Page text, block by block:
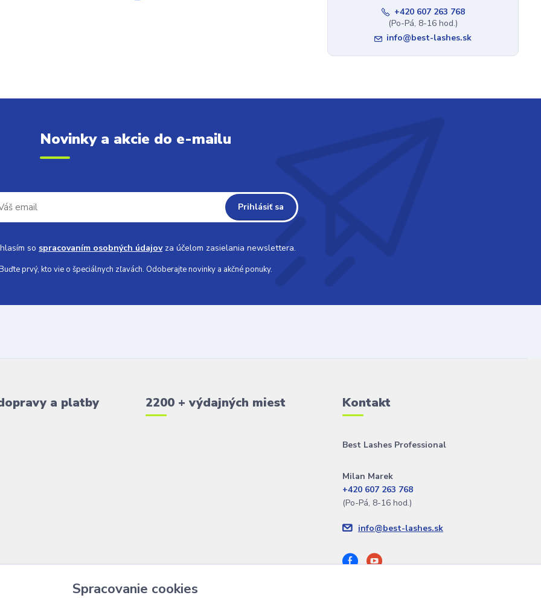
+420 607 263 768
(Po-Pá, 8-16 hod.)
info@best-lashes.sk
Novinky a akcie do e-mailu
Prihlásiť sa
so spracovaním osobných údajovza účelom zasielania newslettera.
prvý, kto vie o špeciálnych zľavách. Odoberajte novinky a akčné ponuky.
a platby 2200 + výdajných miest Kontakt
Best Lashes Professional
Milan Marek
+420 607 263 768
(Po-Pá, 8-16 hod.)
info@best-lashes.sk
Spracovanie cookies